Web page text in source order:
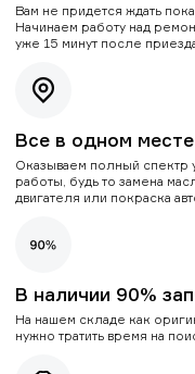
Вам не придется ждать
Начинаем работу над
уже 15 минут после
Все в одном месте
Оказываем полный спектр
работы, будь то замена
двигателя или покраска
В наличии 90%
На нашем складе как
нужно тратить время на